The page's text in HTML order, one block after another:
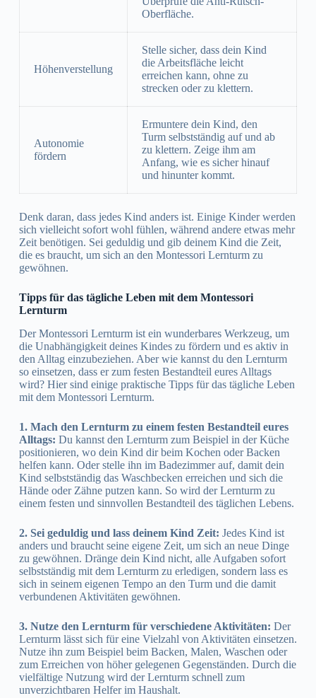
Oberfläche.
Höhenverstellung
Stelle sicher, dass dein Kind
die Arbeitsfläche leicht
erreichen kann, ohne zu
strecken oder zu klettern.
Autonomie
fördern
Ermuntere dein Kind, den
Turm selbstständig auf und ab
zu klettern. Zeige ihm am
Anfang, wie es sicher hinauf
und hinunter kommt.
Denk daran, dass jedes Kind anders ist. Einige Kinder werden
sich vielleicht sofort wohl fühlen, während andere etwas mehr
Zeit benötigen. Sei geduldig und gib deinem Kind die Zeit,
die es braucht, um sich an den Montessori Lernturm zu
gewöhnen.
Tipps für das tägliche Leben mit dem Montessori
Lernturm
Der Montessori Lernturm ist ein wunderbares Werkzeug, um
die Unabhängigkeit deines Kindes zu fördern und es aktiv in
den Alltag einzubeziehen. Aber wie kannst du den Lernturm
so einsetzen, dass er zum festen Bestandteil eures Alltags
wird? Hier sind einige praktische Tipps für das tägliche Leben
mit dem Montessori Lernturm.
1. Mach den Lernturm zu einem festen Bestandteil eures
Alltags: Du kannst den Lernturm zum Beispiel in der Küche
positionieren, wo dein Kind dir beim Kochen oder Backen
helfen kann. Oder stelle ihn im Badezimmer auf, damit dein
Kind selbstständig das Waschbecken erreichen und sich die
Hände oder Zähne putzen kann. So wird der Lernturm zu
einem festen und sinnvollen Bestandteil des täglichen Lebens.
2. Sei geduldig und lass deinem Kind Zeit: Jedes Kind ist
anders und braucht seine eigene Zeit, um sich an neue Dinge
zu gewöhnen. Dränge dein Kind nicht, alle Aufgaben sofort
selbstständig mit dem Lernturm zu erledigen, sondern lass es
sich in seinem eigenen Tempo an den Turm und die damit
verbundenen Aktivitäten gewöhnen.
3. Nutze den Lernturm für verschiedene Aktivitäten: Der
Lernturm lässt sich für eine Vielzahl von Aktivitäten einsetzen.
Nutze ihn zum Beispiel beim Backen, Malen, Waschen oder
zum Erreichen von höher gelegenen Gegenständen. Durch die
vielfältige Nutzung wird der Lernturm schnell zum
unverzichtbaren Helfer im Haushalt.